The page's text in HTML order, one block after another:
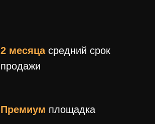
2 месяцасредний срок
продажи
Премиум площадка